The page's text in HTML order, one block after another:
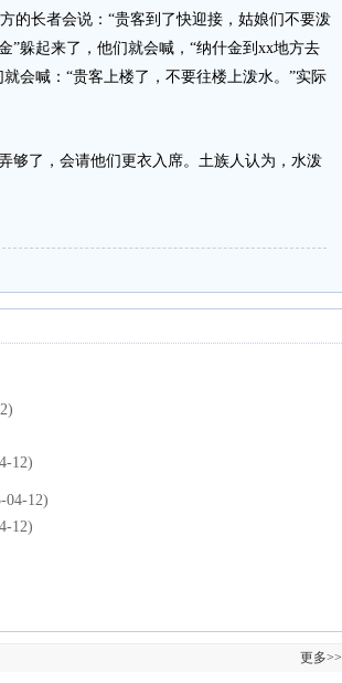
的长者会说：“贵客到了快迎接，姑娘们不要泼
”躲起来了，他们就会喊，“纳什金到xx地方去
会喊：“贵客上楼了，不要往楼上泼水。”实际
了，会请他们更衣入席。土族人认为，水泼
12)
04-12)
12)
更多>>